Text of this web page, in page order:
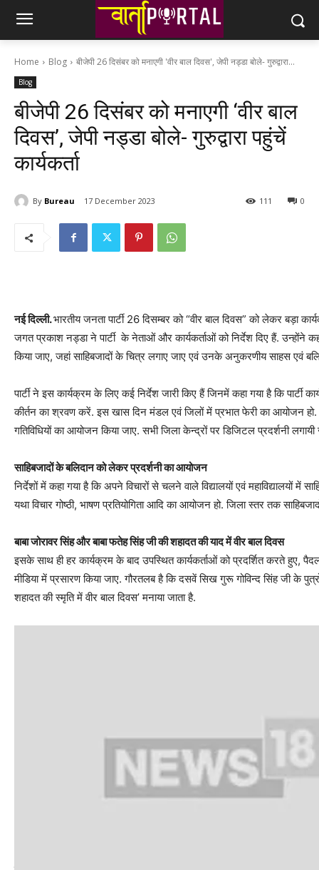
Home Blog बीजेपी 26 दिसंबर को मनाएगी 'वीर बाल दिवस', जेपी नड्डा बोले- गुरुद्वारा...
Blog
बीजेपी 26 दिसंबर को मनाएगी ‘वीर बाल
दिवस’, जेपी नड्डा बोले- गुरुद्वारा पहुंचें
कार्यकर्ता
By Bureau 17 December 2023 0
111
नई दिल्‍ली.भारतीय जनता पार्टी 26 दिसम्बर को “वीर बाल दिवस” को लेकर बड़ा
जगत प्रकाश नड्डा ने पार्टी के नेताओं और कार्यकर्ताओं को निर्देश दिए हैं.
किया जाए, जहां साहिबजादों के चित्र लगाए जाए एवं उनके अनुकरणीय साहस एवं
पार्टी ने इस कार्यक्रम के लिए कई निर्देश जारी किए हैं जिनमें कहा गया है कि पार्टी
कीर्तन का श्रवण करें. इस खास दिन मंडल एवं जिलों में प्रभात फेरी का आयोजन हो.
गतिविधियों का आयोजन किया जाए. सभी जिला केन्द्रों पर डिजिटल प्रदर्शनी
साहिबजादों के बलिदान को लेकर प्रदर्शनी का आयोजन
निर्देशों में कहा गया है कि अपने विचारों से चलने वाले विद्यालयों एवं महाविद्यालयों में
यथा विचार गोष्ठी, भाषण प्रतियोगिता आदि का आयोजन हो. जिला स्तर तक
बाबा जोरावर सिंह और बाबा फतेह सिंह जी की शहादत की याद में वीर बाल दिवस
इसके साथ ही हर कार्यक्रम के बाद उपस्थित कार्यकर्ताओं को प्रदर्शित करते हुए,
मीडिया में प्रसारण किया जाए. गौरतलब है कि दसवें सिख गुरू गोविन्द सिंह जी के
शहादत की स्मृति में वीर बाल दिवस’ मनाया जाता है.